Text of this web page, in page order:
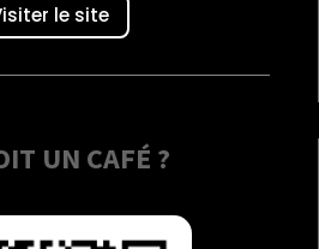
le site
UN CAFÉ ?